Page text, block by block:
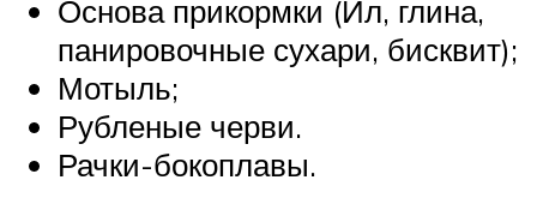
Основа прикормки (Ил, глина,
панировочные сухари, бисквит);
Мотыль;
Рубленые черви.
Рачки-бокоплавы.